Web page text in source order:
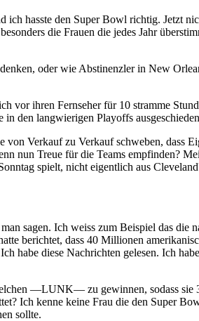
ich hasste den Super Bowl richtig. Jetzt
die Frauen die jedes Jahr
oder wie Abstinenzler in New
vor ihren Fernseher für 10 stramme
den langwierigen Playoffs
von Verkauf zu Verkauf schweben, dass
nun Treue für die Teams empfinden?
spielt, nicht eigentlich aus
sagen. Ich weiss zum Beispiel das die
berichtet, dass 40 Millionen
habe diese Nachrichten gelesen. Ich
—LUNK— zu gewinnen, sodass sie
Ich kenne keine Frau die den Super
sollte.